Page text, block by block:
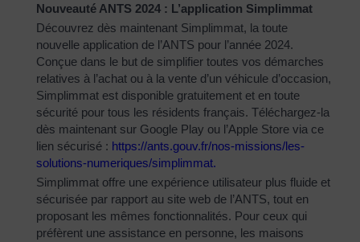
Nouveauté ANTS 2024 : L’application Simplimmat
Découvrez dès maintenant Simplimmat, la toute
nouvelle application de l’ANTS pour l’année 2024.
Conçue dans le but de simplifier toutes vos démarches
relatives à l’achat ou à la vente d’un véhicule d’occasion,
Simplimmat est disponible gratuitement et en toute
sécurité pour tous les résidents français. Téléchargez-la
dès maintenant sur Google Play ou l’Apple Store via ce
lien sécurisé : https://ants.gouv.fr/nos-missions/les-
solutions-numeriques/simplimmat.
Simplimmat offre une expérience utilisateur plus fluide et
sécurisée par rapport au site web de l’ANTS, tout en
proposant les mêmes fonctionnalités. Pour ceux qui
préfèrent une assistance en personne, les maisons